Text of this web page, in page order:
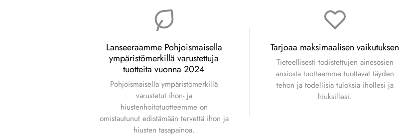
Lanseeraamme Pohjoismaisella
ympäristömerkillä varustettuja
tuotteita vuonna 2024
Pohjoismaisella ympäristömerkillä
varustetut ihon- ja
hiustenhoitotuotteemme on
omistautunut edistämään tervettä ihon ja
hiusten tasapainoa.
Tarjoaa maksimaalisen vaikutuksen
Tieteellisesti todistettujen ainesosien
ansiosta tuotteemme tuottavat täyden
tehon ja todellisia tuloksia ihollesi ja
hiuksillesi.